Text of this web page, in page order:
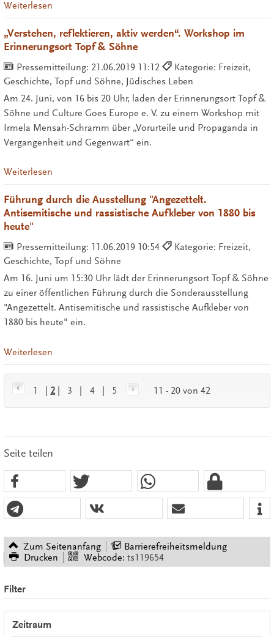
Weiterlesen
„Verstehen, reflektieren, aktiv werden“. Workshop im
Erinnerungsort Topf & Söhne
Pressemitteilung: 21.06.2019 11:12
Kategorie: Freizeit,
Geschichte, Topf und Söhne, Jüdisches Leben
Am 24. Juni, von 16 bis 20 Uhr, laden der Erinnerungsort Topf &
Söhne und Culture Goes Europe e. V. zu einem Workshop mit
Irmela Mensah-Schramm über „Vorurteile und Propaganda in
Vergangenheit und Gegenwart“ ein.
Weiterlesen
Führung durch die Ausstellung "Angezettelt.
Antisemitische und rassistische Aufkleber von 1880 bis
heute"
Pressemitteilung: 11.06.2019 10:54
Kategorie: Freizeit,
Geschichte, Topf und Söhne
Am 16. Juni um 15:30 Uhr lädt der Erinnerungsort Topf & Söhne
zu einer öffentlichen Führung durch die Sonderausstellung
"Angezettelt. Antisemitische und rassistische Aufkleber von
1880 bis heute" ein.
Weiterlesen
1 2 3 4 5 11 - 20 von 42
Seite teilen
Zum Seitenanfang
Barrierefreiheitsmeldung
Drucken
Webcode: ts119654
Filter
Zeitraum